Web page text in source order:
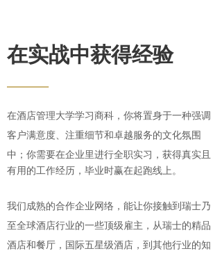
在实战中获得经验
——
在酒店管理大学学习商科，你将置身于一种强调
客户满意度、注重细节和卓越服务的文化氛围
中； 你需要在企业里进行全职实习，获得真实且
有用的工作经历，毕业时赢在起跑线上。
我们成熟的合作企业网络，能让你接触到瑞士乃
至全球酒店行业的一些顶级雇主，从瑞士的精品
酒店和餐厅，国际五星级酒店，到其他行业的知